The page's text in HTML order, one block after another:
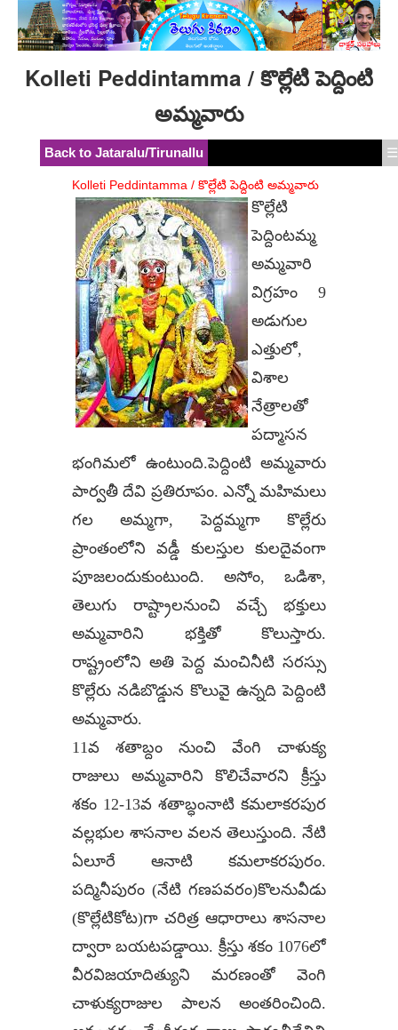
Kolleti Peddintamma / కొల్లేటి పెద్దింటి
అమ్మవారు
Back to Jataralu/Tirunallu ☰
Kolleti Peddintamma / కొల్లేటి పెద్దింటి అమ్మవారు
కొల్లేటి
పెద్దింటమ్మ
అమ్మవారి
విగ్రహం 9
అడుగుల
ఎత్తులో,
విశాల
నేత్రాలతో
పద్మాసన
భంగిమలో ఉంటుంది.పెద్దింటి అమ్మవారు
పార్వతీ దేవి ప్రతిరూపం. ఎన్నో మహిమలు
గల అమ్మగా, పెద్దమ్మగా కొల్లేరు
ప్రాంతంలోని వడ్డీ కులస్తుల కులదైవంగా
పూజలందుకుంటుంది. అసోం, ఒడిశా,
తెలుగు రాష్ట్రాలనుంచి వచ్చే భక్తులు
అమ్మవారిని భక్తితో కొలుస్తారు.
రాష్ట్రంలోని అతి పెద్ద మంచినీటి సరస్సు
కొల్లేరు నడిబొడ్డున కొలువై ఉన్నది పెద్దింటి
అమ్మవారు.
11వ శతాబ్దం నుంచి వేంగి చాళుక్య
రాజులు అమ్మవారిని కొలిచేవారని క్రీస్తు
శకం 12-13వ శతాబ్ధంనాటి కమలాకరపుర
వల్లభుల శాసనాల వలన తెలుస్తుంది. నేటి
ఏలూరే ఆనాటి కమలాకరపురం.
పద్మినీపురం (నేటి గణపవరం)కొలనువీడు
(కొల్లేటికోట)గా చరిత్ర ఆధారాలు శాసనాల
ద్వారా బయటపడ్డాయి. క్రీస్తు శకం 1076లో
వీరవిజయాదిత్యుని మరణంతో వెంగి
చాళుక్యరాజుల పాలన అంతరించింది.